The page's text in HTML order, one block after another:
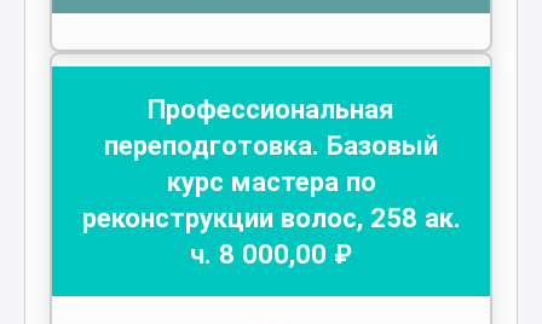
Профессиональная
переподготовка. Базовый
курс мастера по
реконструкции волос, 258 ак.
ч. 8 000,00 ₽